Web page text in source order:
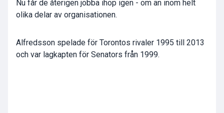
Nu får de återigen jobba ihop igen - om än inom helt
olika delar av organisationen.
Alfredsson spelade för Torontos rivaler 1995 till 2013
och var lagkapten för Senators från 1999.